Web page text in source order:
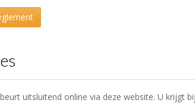
uitsluitend online via deze website. U krijgt